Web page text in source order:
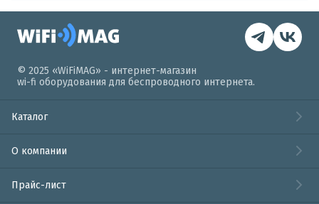
© 2025 «WiFiMAG» - интернет-магазин
wi-fi оборудования для беспроводного интернета.
Каталог
О компании
Прайс-лист